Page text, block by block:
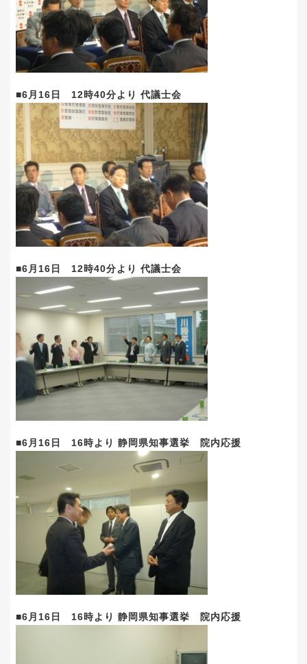
■6月16日 12時40分より 代議士会
■6月16日 12時40分より 代議士会
■6月16日 16時より 静岡県知事選挙 院内応援
■6月16日 16時より 静岡県知事選挙 院内応援